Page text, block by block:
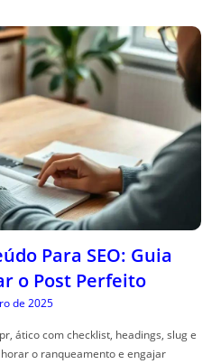
Para SEO: Guia
o Post Perfeito
de 2025
ático com checklist, headings, slug e
o ranqueamento e engajar